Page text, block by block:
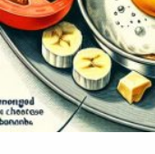
inArticlecontributeur
Délice de